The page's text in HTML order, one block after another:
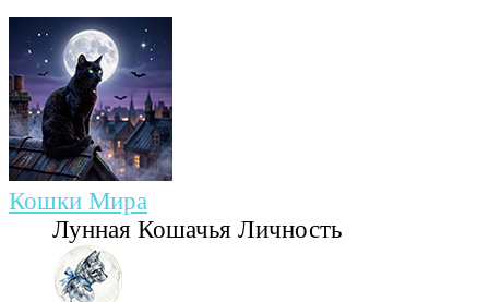
Кошки Мира
Лунная Кошачья Личность